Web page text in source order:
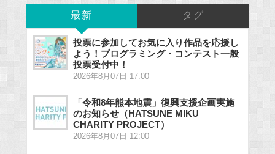
最新 タグ
投票に参加してお気に入り作品を応援し
よう！プログラミング・コンテスト一般
投票受付中！
2026年8月07日 17:00
「令和8年熊本地震」復興支援企画実施
のお知らせ（HATSUNE MIKU
CHARITY PROJECT）
2026年8月07日 12:00